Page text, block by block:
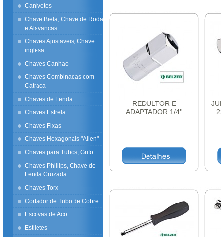
Canivetes
Chave Biela, Chave de Roda
e Alavancas
Chaves Ajustaveis, Chave
inglesa
Chaves Canhao
Chaves Combinadas com
Catraca
Chaves de Fenda
Chaves Estrela
Chaves Fixas
Chaves Hexagonais "Allen"
Chaves para Tubos, Grifo
Chaves Phillips, Chave de
Fenda Cruzada
Chaves Torx
Cortador de Tubo de Cobre
Escovas de Aco
Estiletes
REDULTOR E
ADAPTADOR 1/4''